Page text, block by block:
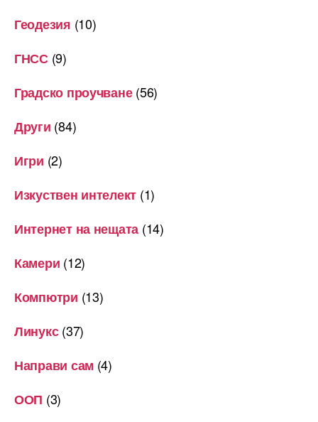
Геодезия (10)
ГНСС(9)
Градско проучване(56)
Други (84)
Игри (2)
Изкуствен интелект (1)
Интернет на нещата (14)
Камери (12)
Компютри (13)
Линукс(37)
Направи сам (4)
ООП (3)